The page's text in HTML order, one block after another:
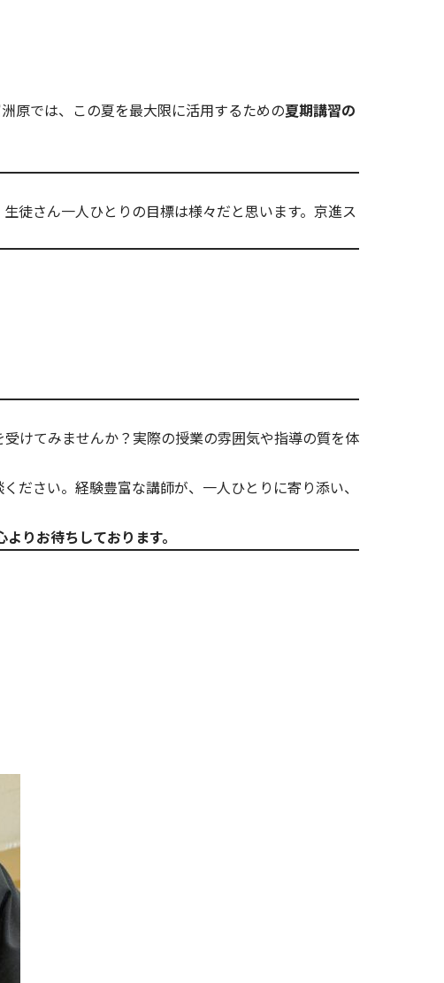
原では、この夏を最大限に活用するための夏期講習の
徒さん一人ひとりの目標は様々だと思います。京進ス
受けてみませんか？実際の授業の雰囲気や指導の質を体
ださい。経験豊富な講師が、一人ひとりに寄り添い、
りお待ちしております。